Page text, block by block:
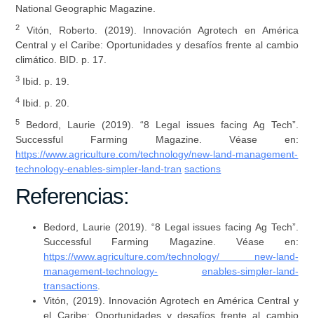
National Geographic Magazine.
2
Vitón, Roberto. (2019). Innovación Agrotech en América
Central y el Caribe: Oportunidades y desafíos frente al cambio
climático. BID. p. 17.
3 Ibid. p. 19.
4 Ibid. p. 20.
5
Bedord, Laurie (2019). “8 Legal issues facing Ag Tech”.
Successful Farming Magazine. Véase en:
https://www.agriculture.com/technology/new-land-management-
technology-enables-simpler-land-tran sactions
Referencias:
Bedord, Laurie (2019). “8 Legal issues facing Ag Tech”.
Successful Farming Magazine. Véase en:
https://www.agriculture.com/technology/ new-land-
management-technology-
enables-simpler-land-
transactions
Vitón, (2019). Innovación Agrotech en América Central y
el Caribe: Oportunidades y desafíos frente al cambio